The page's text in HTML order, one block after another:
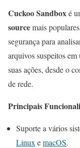
Cuckoo Sandboxé
sourcemais
segurança para
arquivos suspeitos
suas ações, desde o
de rede.
Principais
Suporte a vários
Linux emacOS.